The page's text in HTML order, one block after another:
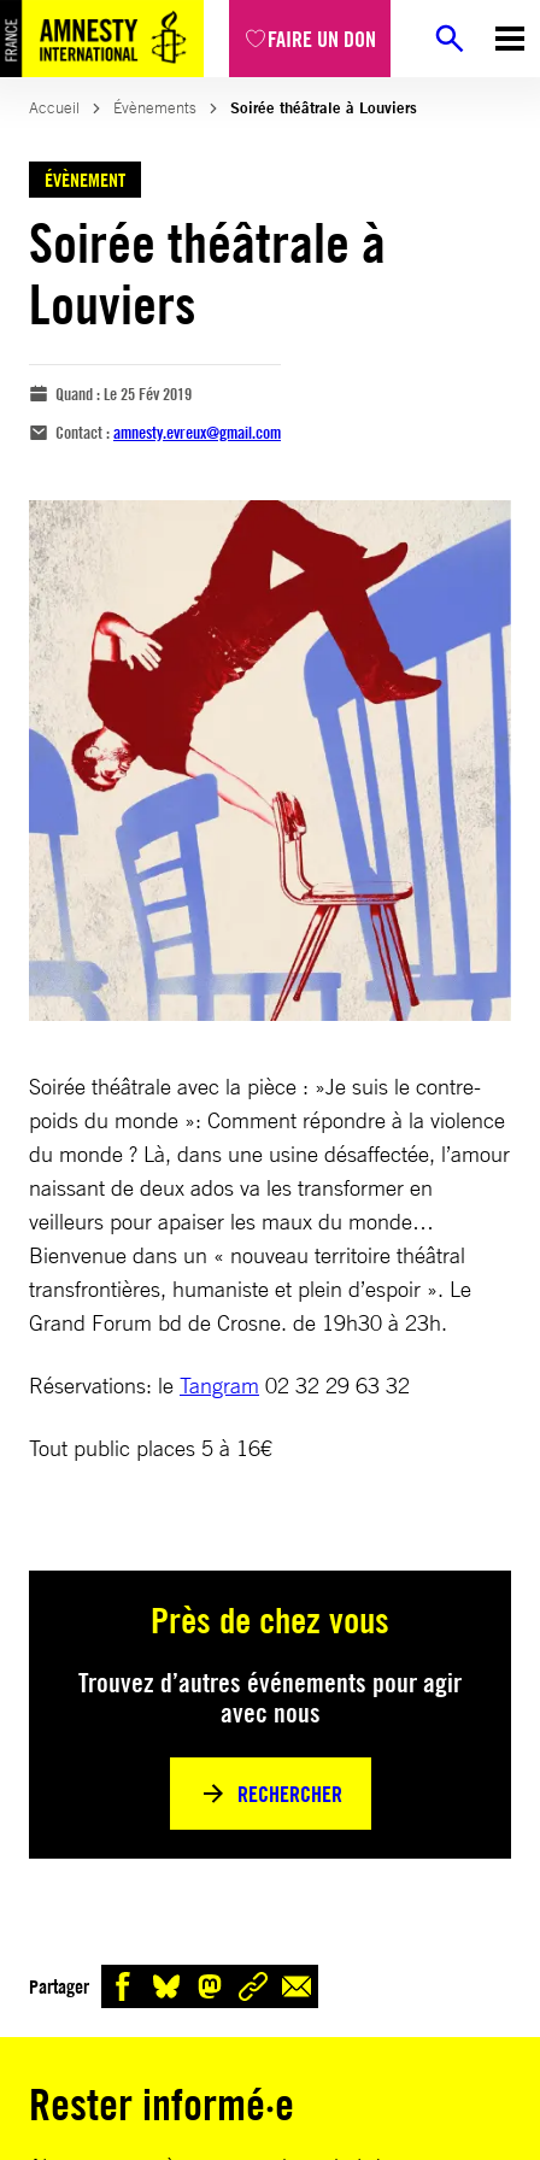
FAIRE UN DON
Accueil Évènements Soirée théâtrale à Louviers
ÉVÈNEMENT
Soirée théâtrale à
Louviers
Quand :Le 25 Fév 2019
Contact :amnesty.evreux@gmail.com
Soirée théâtrale avec la pièce : »Je suis le contre-
poids du monde »: Comment répondre à la violence
du monde ? Là, dans une usine désaffectée, l’amour
naissant de deux ados va les transformer en
veilleurs pour apaiser les maux du monde…
Bienvenue dans un « nouveau territoire théâtral
transfrontières, humaniste et plein d’espoir ». Le
Grand Forum bd de Crosne. de 19h30 à 23h.
Réservations: le Tangram 02 32 29 63 32
Tout public places 5 à 16€
Près de chez vous
Trouvez d’autres événements pour agir
avec nous
RECHERCHER
Partager
Rester informé·e